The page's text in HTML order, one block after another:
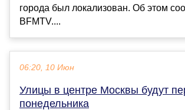
города был локализован. Об этом
BFMTV....
06:20, 10 Июн
Улицы в центре Москвы будут
понедельника